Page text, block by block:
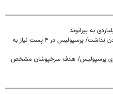
اوسمار شخصیت سرمربی بودن نداشت/ پرسپولیس در ۴ پست نیاز به
پرسپولیس/ هدف سرخپوشان مشخص